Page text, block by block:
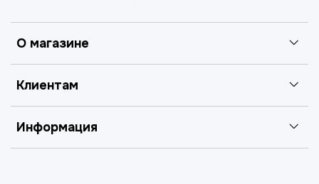
О магазине
Клиентам
Информация